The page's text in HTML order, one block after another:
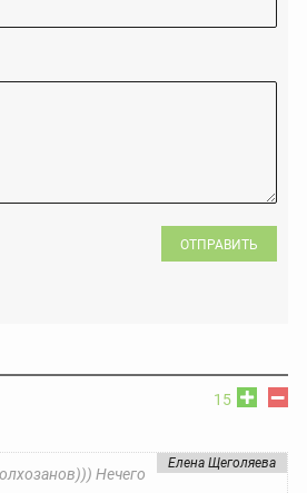
ОТПРАВИТЬ
15
Елена Щеголяева
Нечего